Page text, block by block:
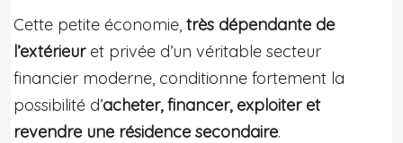
Cette petite économie, très dépendante de
l’extérieuret privée d’un véritable secteur
financier moderne, conditionne fortement la
possibilité d’acheter, financer, exploiter et
revendre une résidence secondaire.